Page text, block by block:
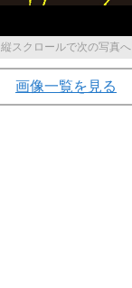
縦スクロールで次の写真へ
画像一覧を見る